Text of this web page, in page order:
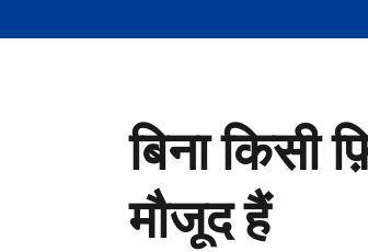
बिना किसी
मौजूद हैं